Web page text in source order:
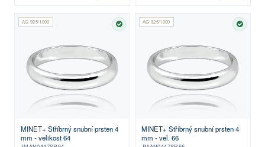
AG 925/1000
SKLADEM
MINET+ Stříbrný snubní prsten 4
mm - velikost 64
AG 925/1000
MINET+ Stříbrný snubní prsten 4
mm - vel. 66